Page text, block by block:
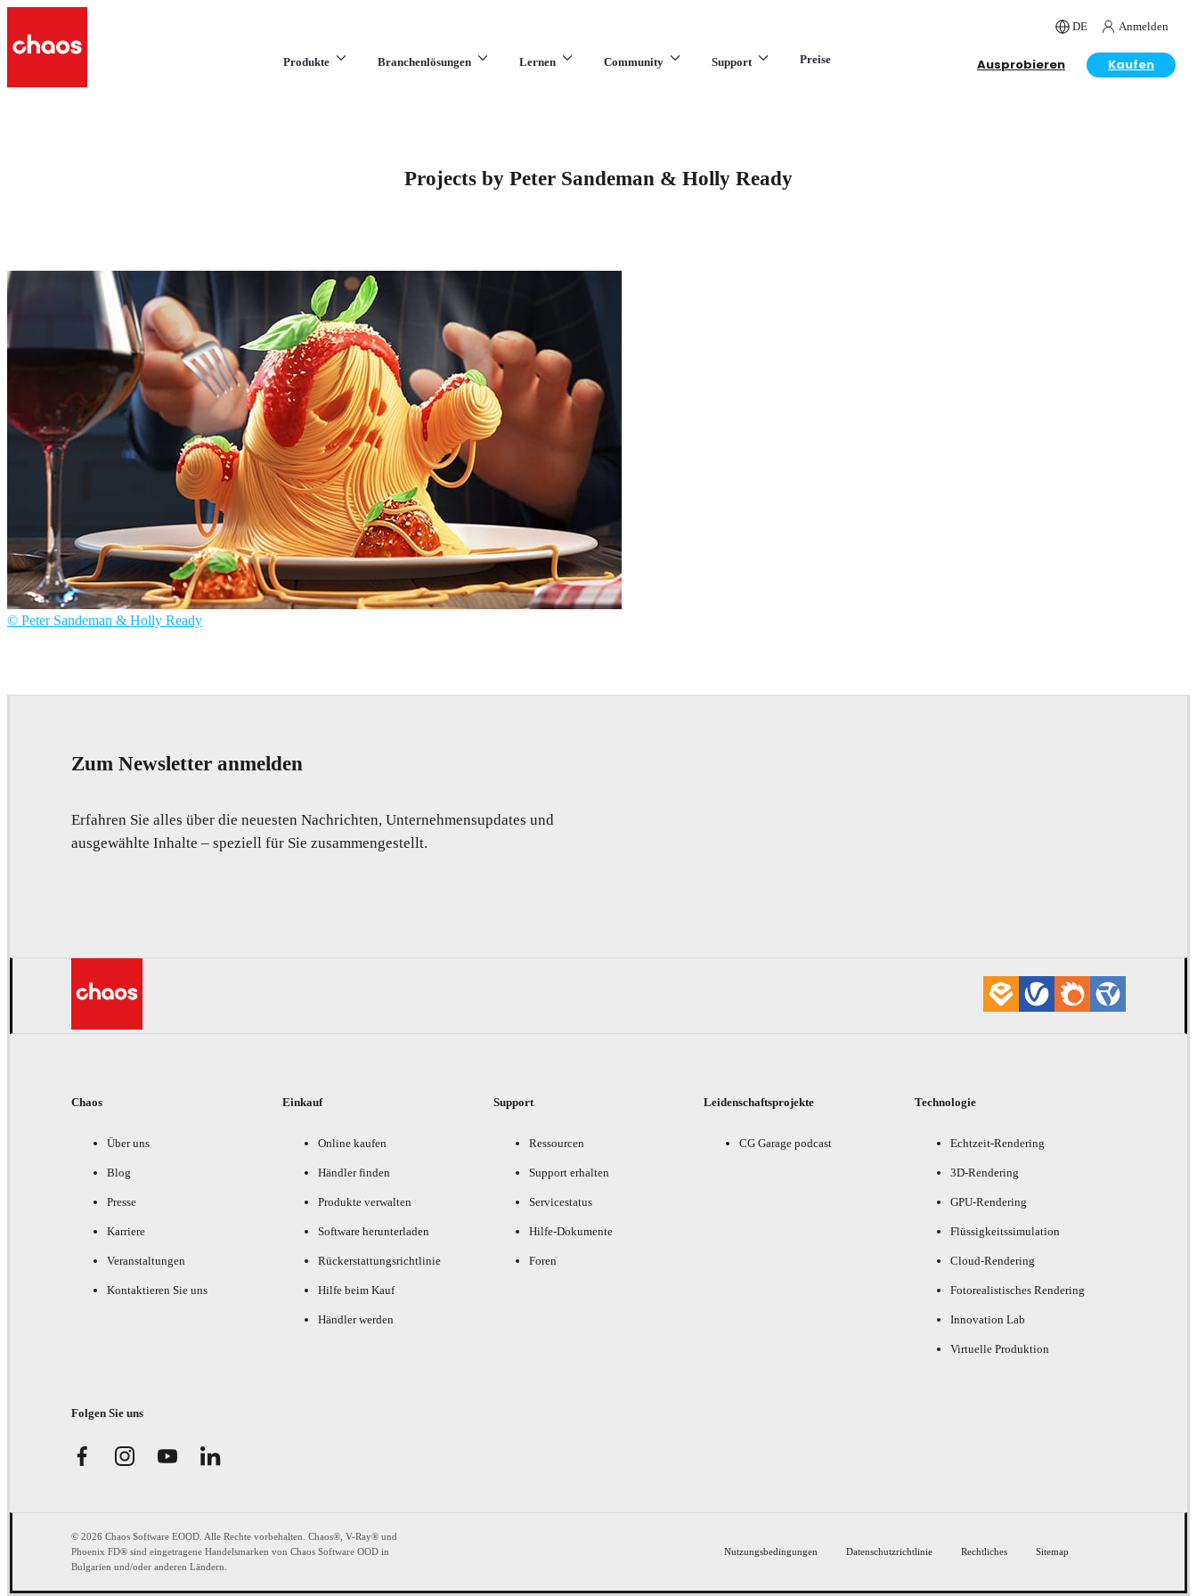
DE Anmelden
Produkte Branchenlösungen Lernen Community Support Preise Ausprobieren Kaufen
Projects by Peter Sandeman & Holly Ready
© Peter Sandeman & Holly Ready
Zum Newsletter anmelden
Erfahren Sie alles über die neuesten Nachrichten, Unternehmensupdates und
ausgewählte Inhalte – speziell für Sie zusammengestellt.
Chaos
Über uns
Blog
Presse
Karriere
Veranstaltungen
Kontaktieren Sie uns
Einkauf
Online kaufen
Händler finden
Produkte verwalten
Software herunterladen
Rückerstattungsrichtlinie
Hilfe beim Kauf
Händler werden
Support
Ressourcen
Support erhalten
Servicestatus
Hilfe-Dokumente
Foren
Leidenschaftsprojekte
CG Garage podcast
Technologie
Echtzeit-Rendering
3D-Rendering
GPU-Rendering
Flüssigkeitssimulation
Cloud-Rendering
Fotorealistisches Rendering
Innovation Lab
Virtuelle Produktion
Folgen Sie uns
© 2026 Chaos Software EOOD. Alle Rechte vorbehalten. Chaos®, V-Ray® und
Phoenix FD® sind eingetragene Handelsmarken von Chaos Software OOD in
Bulgarien und/oder anderen Ländern.
Nutzungsbedingungen Datenschutzrichtlinie Rechtliches Sitemap